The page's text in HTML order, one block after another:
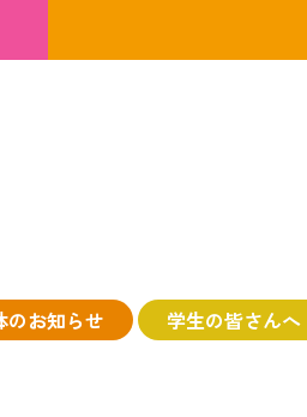
のお知らせ 学生の皆さんへ